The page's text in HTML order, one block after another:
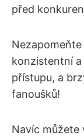
před
konzistentní a
přístupu, a
fanoušků!
Navíc můžete